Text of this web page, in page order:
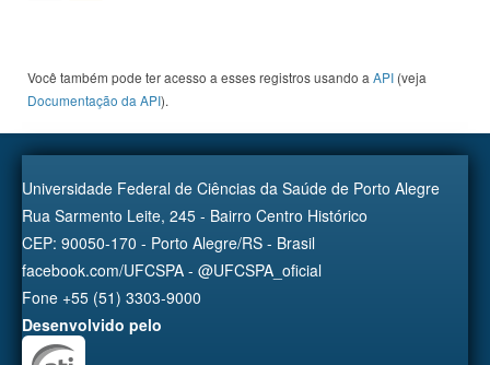
Você também pode ter acesso a esses registros usando a API (veja
Documentação da API).
Universidade Federal de Ciências da Saúde de Porto Alegre
Rua Sarmento Leite, 245 - Bairro Centro Histórico
CEP: 90050-170 - Porto Alegre/RS - Brasil
facebook.com/UFCSPA - @UFCSPA_oficial
Fone +55 (51) 3303-9000
Desenvolvido pelo